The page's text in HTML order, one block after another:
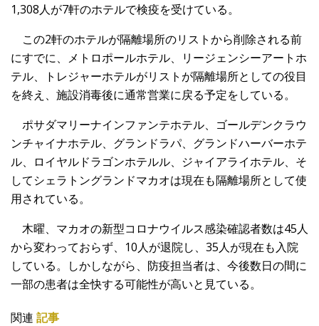
1,308人が7軒のホテルで検疫を受けている。
この2軒のホテルが隔離場所のリストから削除される前
にすでに、メトロポールホテル、リージェンシーアートホ
テル、トレジャーホテルがリストが隔離場所としての役目
を終え、施設消毒後に通常営業に戻る予定をしている。
ポサダマリーナインファンテホテル、ゴールデンクラウ
ンチャイナホテル、グランドラパ、グランドハーバーホテ
ル、ロイヤルドラゴンホテルル、ジャイアライホテル、そ
してシェラトングランドマカオは現在も隔離場所として使
用されている。
木曜、マカオの新型コロナウイルス感染確認者数は45人
から変わっておらず、10人が退院し、35人が現在も入院
している。しかしながら、防疫担当者は、今後数日の間に
一部の患者は全快する可能性が高いと見ている。
関連 記事